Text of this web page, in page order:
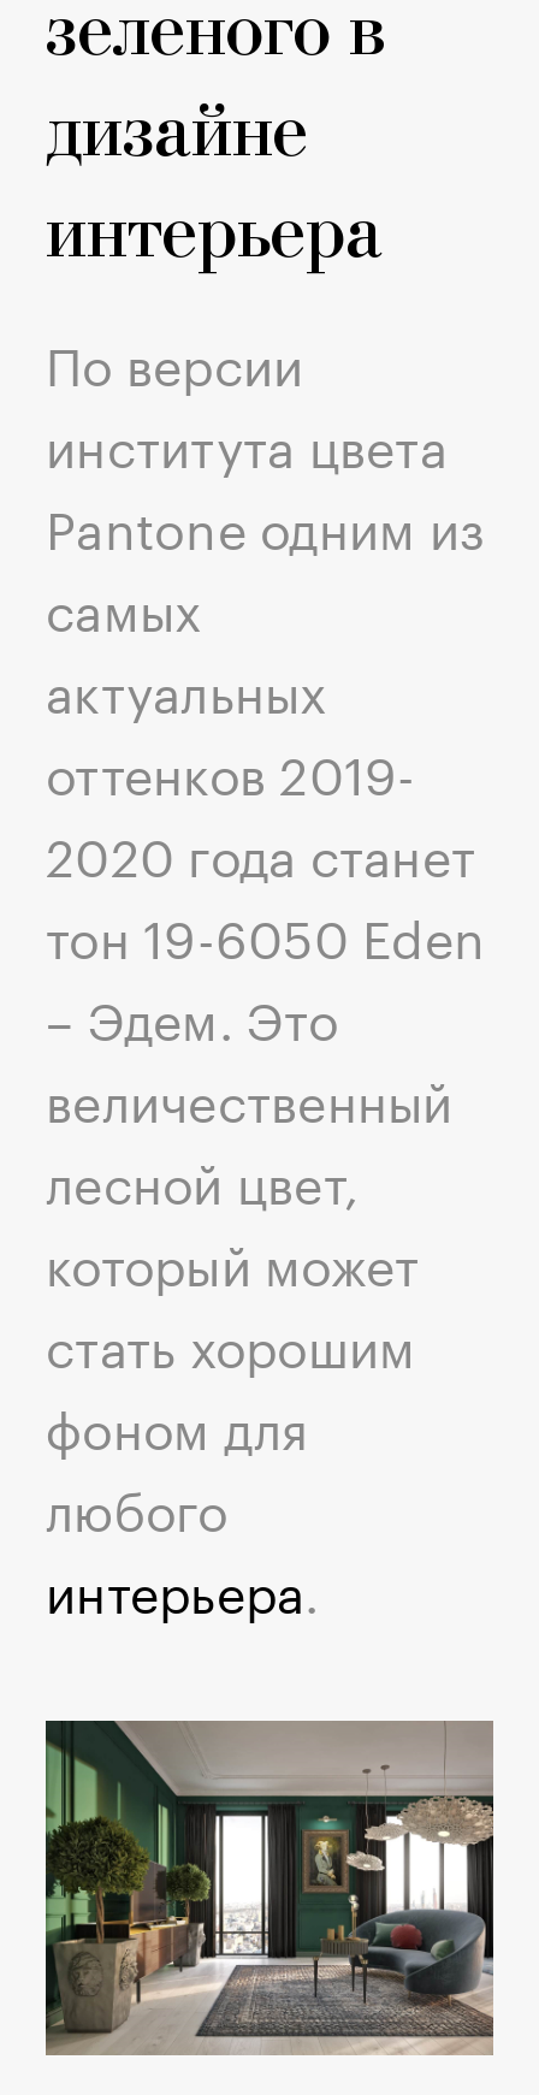
зеленого в
дизайне
интерьера
По версии
института цвета
Pantone одним из
самых
актуальных
оттенков 2019-
2020 года станет
тон 19-6050 Eden
– Эдем. Это
величественный
лесной цвет,
который может
стать хорошим
фоном для
любого
интерьера.